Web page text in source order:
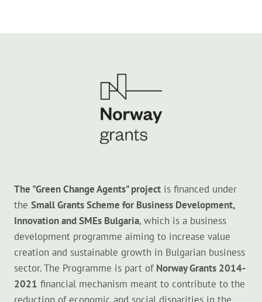
The "Green Change Agents" project is financed under
the Small Grants Scheme for Business Development,
Innovation and SMEs Bulgaria, which is a business
development programme aiming to increase value
creation and sustainable growth in Bulgarian business
sector. The Programme is part of Norway Grants 2014-
2021 financial mechanism meant to contribute to the